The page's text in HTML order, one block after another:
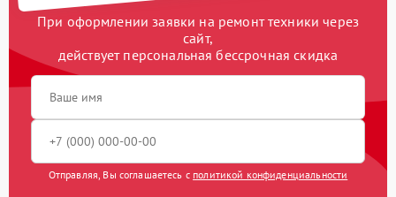
При оформлении заявки на ремонт техники через
сайт,
действует персональная бессрочная скидка
Отправляя, Вы соглашаетесь с политикой конфиденциальности